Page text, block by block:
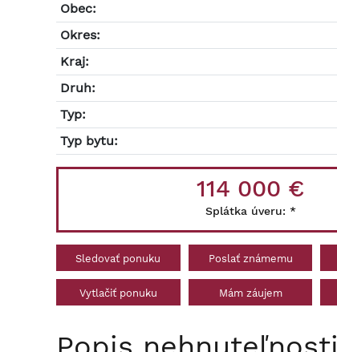
Obec:
Okres:
Kraj:
Druh:
Typ:
Typ bytu:
114 000 €
Splátka úveru: *
Sledovať ponuku Poslať známemu
Vytlačiť ponuku Mám záujem